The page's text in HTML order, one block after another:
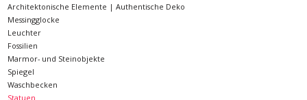
Antiker Marmor
KI-fähige Datenbank
Login
Architektonische Elemente | Authentische Deko
Messingglocke
Leuchter
Fossilien
Marmor- und Steinobjekte
Spiegel
Waschbecken
Statuen